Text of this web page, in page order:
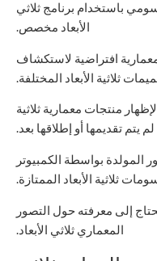
باستخدام برنامج ثلاثي
الأبعاد مخصص.
افتراضية لاستكشاف
ثلاثية الأبعاد المختلفة.
منتجات معمارية ثلاثية
لم يتم تقديمها أو إطلاقها بعد.
المولدة بواسطة الكمبيوتر
إلى معرفته حول التصور
المعماري ثلاثي الأبعاد.